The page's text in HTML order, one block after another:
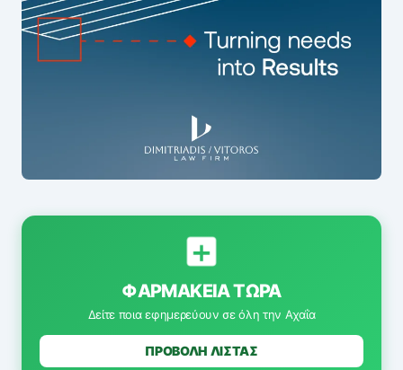
ΦΑΡΜΑΚΕΊΑ ΤΏΡΑ
Δείτε ποια εφημερεύουν σε όλη την Αχαΐα
ΠΡΟΒΟΛΗ ΛΙΣΤΑΣ